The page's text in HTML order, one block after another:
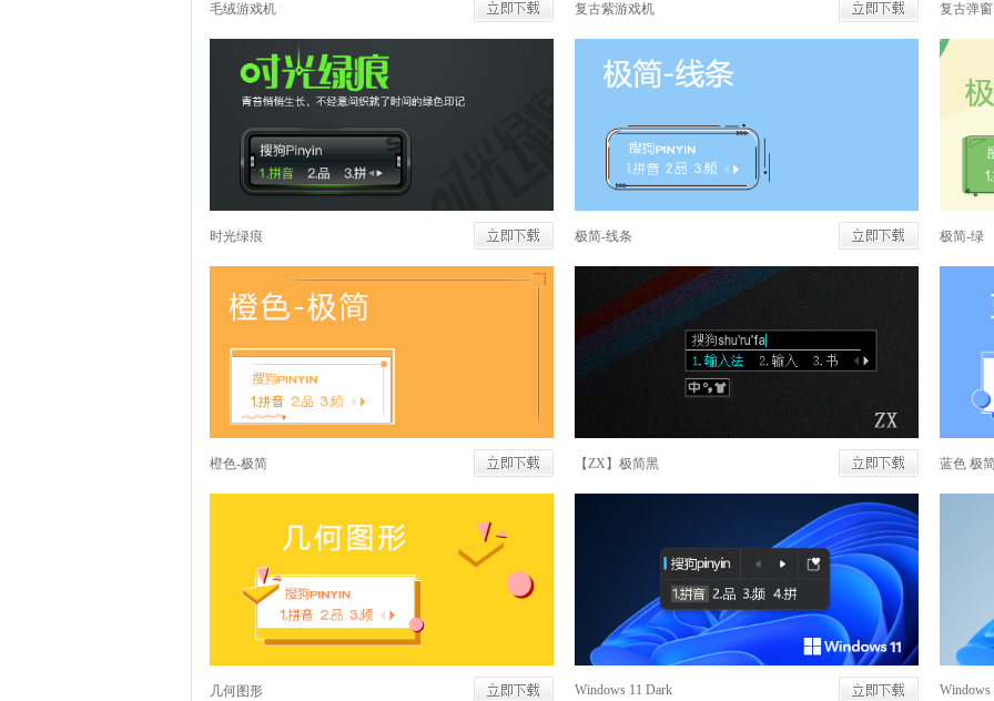
毛绒游戏机 复古紫游戏机 复古弹窗
时光绿痕 极简-线条 极简-绿
橙色-极简 【ZX】极简黑 蓝色 极
几何图形 Windows 11 Dark Windows